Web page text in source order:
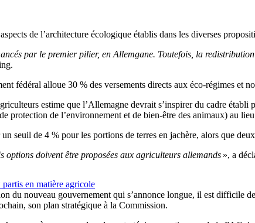
de l’architecture écologique établis dans les diverses
par le premier pilier, en Allemgane. Toutefois, la
fédéral alloue 30 % des versements directs aux éco-régimes et
estime que l’Allemagne devrait s’inspirer du cadre établi
protection de l’environnement et de bien-être des animaux) au
seuil de 4 % pour les portions de terres en jachère, alors que
options doivent être proposées aux agriculteurs allemands », a
en matière agricole
du nouveau gouvernement qui s’annonce longue, il est difficile
son plan stratégique à la Commission.